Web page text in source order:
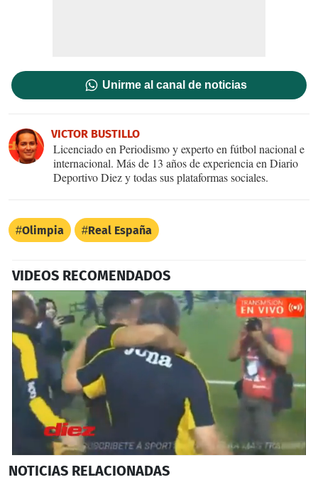
Unirme al canal de noticias
VICTOR BUSTILLO
Licenciado en Periodismo y experto en fútbol nacional e
internacional. Más de 13 años de experiencia en Diario
Deportivo Diez y todas sus plataformas sociales.
Olimpia Real España
VIDEOS RECOMENDADOS
seconds
NOTICIAS RELACIONADAS